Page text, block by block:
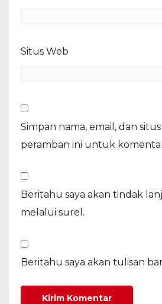
Situs Web
Simpan nama, email, dan
peramban ini untuk
Beritahu saya akan tindak
melalui surel.
Beritahu saya akan tulisan